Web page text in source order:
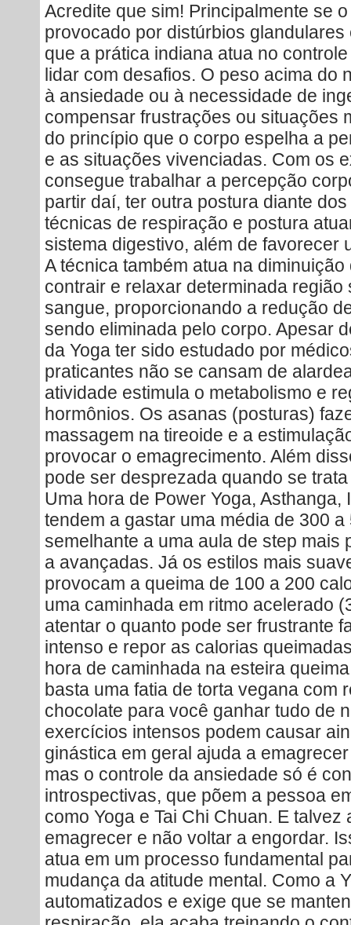
Acredite que sim! Principalmente se
provocado por distúrbios
que a prática indiana atua no
lidar com desafios. O peso acima do
à ansiedade ou à necessidade de
compensar frustrações ou situações
do princípio que o corpo espelha a
e as situações vivenciadas. Com os
consegue trabalhar a percepção
partir daí, ter outra postura diante
técnicas de respiração e postura
sistema digestivo, além de favorecer
A técnica também atua na
contrair e relaxar determinada
sangue, proporcionando a redução
sendo eliminada pelo corpo. Apesar
da Yoga ter sido estudado por
praticantes não se cansam de
atividade estimula o metabolismo e
hormônios. Os asanas (posturas)
massagem na tireoide e a
provocar o emagrecimento. Além
pode ser desprezada quando se
Uma hora de Power Yoga,
tendem a gastar uma média de 300
semelhante a uma aula de step mais
a avançadas. Já os estilos mais
provocam a queima de 100 a 200
uma caminhada em ritmo acelerado
atentar o quanto pode ser frustrante
intenso e repor as calorias
hora de caminhada na esteira
basta uma fatia de torta vegana com
chocolate para você ganhar tudo de
exercícios intensos podem causar
ginástica em geral ajuda a
mas o controle da ansiedade só é
introspectivas, que põem a pessoa
como Yoga e Tai Chi Chuan. E talvez
emagrecer e não voltar a engordar.
atua em um processo fundamental
mudança da atitude mental. Como a
automatizados e exige que se